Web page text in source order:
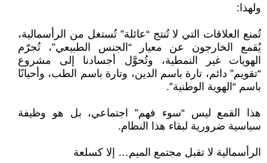
ولهذا:
تُمنع العلاقات التي لا تُنتج “عائلة” تُستغل من الرأسمالية،
يُقمع الخارجون عن معيار “الجنس الطبيعي”، تُجرّم
الهويات غير النمطية، وتُحوَّل أجسادنا إلى مشروع
“تقويم” دائم، تارة باسم الدين، وتارة باسم الطب، وأحيانًا
باسم “الهوية الوطنية”.
هذا القمع ليس “سوء فهم” اجتماعي، بل هو وظيفة
سياسية ضرورية لبقاء هذا النظام.
الرأسمالية لا تقبل مجتمع الميم… إلا كسلعة